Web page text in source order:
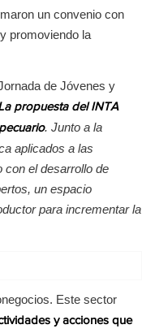
un convenio con
promoviendo la
de Jóvenes y
propuesta del INTA
. Junto a la
aplicados a las
con el desarrollo de
un espacio
para incrementar la
Este sector
y acciones que